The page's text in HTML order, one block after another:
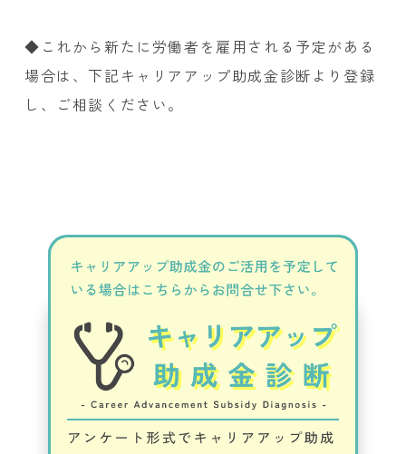
◆これから新たに労働者を雇用される予定がある
場合は、下記キャリアアップ助成金診断より登録
し、ご相談ください。